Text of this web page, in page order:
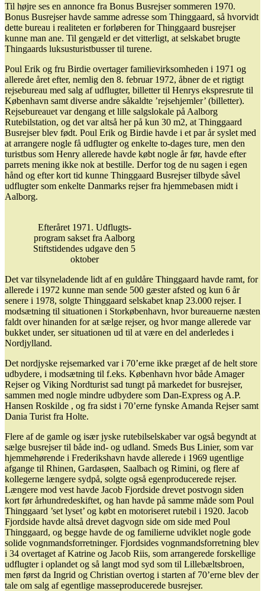
Til højre ses en annonce fra Bonus Busrejser sommeren 1970.
Bonus Busrejser havde samme adresse som Thinggaard, så hvorvidt
dette bureau i realiteten er forløberen for Thinggaard busrejser
kunne man ane. Til gengæld er det vitterligt, at selskabet brugte
Thingaards luksusturistbusser til turene.
Poul Erik og fru Birdie overtager familievirksomheden i 1971 og
allerede året efter, nemlig den 8. februar 1972, åbner de et rigtigt
rejsebureau med salg af udflugter, billetter til Henrys ekspresrute til
København samt diverse andre såkaldte ’rejsehjemler’ (billetter).
Rejsebureauet var dengang et lille salgslokale på Aalborg
Rutebilstation, og det var altså her på kun 30 m2, at Thinggaard
Busrejser blev født. Poul Erik og Birdie havde i et par år syslet med
at arrangere nogle få udflugter og enkelte to-dages ture, men den
turistbus som Henry allerede havde købt nogle år før, havde efter
parrets mening ikke nok at bestille. Derfor tog de nu sagen i egen
hånd og efter kort tid kunne Thinggaard Busrejser tilbyde såvel
udflugter som enkelte Danmarks rejser fra hjemmebasen midt i
Aalborg.
Efteråret 1971. Udflugts-
program sakset fra Aalborg
Stiftstidendes udgave den 5
oktober
Det var tilsyneladende lidt af en guldåre Thinggaard havde ramt, for
allerede i 1972 kunne man sende 500 gæster afsted og kun 6 år
senere i 1978, solgte Thinggaard selskabet knap 23.000 rejser. I
modsætning til situationen i Storkøbenhavn, hvor bureauerne næsten
faldt over hinanden for at sælge rejser, og hvor mange allerede var
bukket under, ser situationen ud til at være en del anderledes i
Nordjylland.
Det nordjyske rejsemarked var i 70’erne ikke præget af de helt store
udbydere, i modsætning til f.eks. København hvor både Amager
Rejser og Viking Nordturist sad tungt på markedet for busrejser,
sammen med nogle mindre udbydere som Dan-Express og A.P.
Hansen Roskilde , og fra sidst i 70’erne fynske Amanda Rejser samt
Dania Turist fra Holte.
Flere af de gamle og især jyske rutebilselskaber var også begyndt at
sælge busrejser til både ind- og udland. Smeds Bus Linier, som var
hjemmehørende i Frederikshavn havde allerede i 1969 ugentlige
afgange til Rhinen, Gardasøen, Saalbach og Rimini, og flere af
kollegerne længere sydpå, solgte også egenproducerede rejser.
Længere mod vest havde Jacob Fjordside drevet postvogn siden
kort før århundredeskiftet, og han havde på samme måde som Poul
Thinggaard ’set lyset’ og købt en motoriseret rutebil i 1920. Jacob
Fjordside havde altså drevet dagvogn side om side med Poul
Thinggaard, og begge havde de og familierne udviklet nogle gode
solide vognmandsforretninger. Fjordsides vognmandsforretning blev
i 34 overtaget af Katrine og Jacob Riis, som arrangerede forskellige
udflugter i oplandet og så langt mod syd som til Lillebæltsbroen,
men først da Ingrid og Christian overtog i starten af 70’erne blev der
tale om salg af egentlige masseproducerede busrejser.